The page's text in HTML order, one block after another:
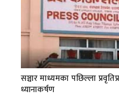
सञ्चार माध्यमका पछिल्ला
ध्यानाकर्षण